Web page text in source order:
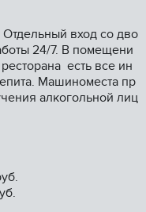
Отдельный вход со дво
24/7. В помещени
есть все ин
Машиноместа пр
алкогольной лиц